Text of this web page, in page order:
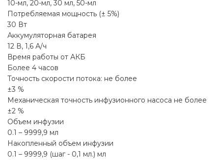
10-мл, 20-мл, 30 мл, 50-мл
Потребляемая мощность (± 5%)
30 Вт
Аккумуляторная батарея
12 В, 1,6 А/ч
Время работы от АКБ
Более 4 часов
Точность скорости потока: не более
±3 %
Механическая точность инфузионного насоса не более
±2 %
Объем инфузии
0.1 – 9999,9 мл
Накопленный объем инфузии
0.1 – 9999,9 (шаг - 0,1 мл.) мл